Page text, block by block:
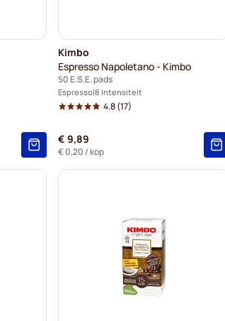
Kimbo
Espresso Napoletano - Kimbo
50 E.S.E. pads
Espresso 8 Intensiteit
4.8(17)
€ 9,89
€ 0,20 / kop